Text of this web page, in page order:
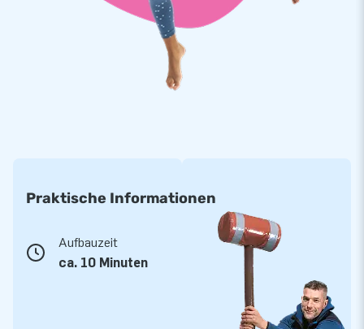
Praktische Informationen
Aufbauzeit
ca. 10 Minuten